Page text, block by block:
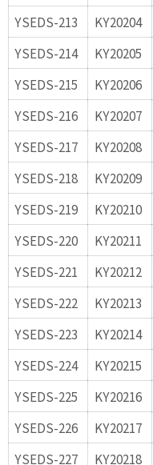
YSEDS-213
KY20204
YSEDS-214
KY20205
YSEDS-215
KY20206
YSEDS-216
KY20207
YSEDS-217
KY20208
YSEDS-218
KY20209
YSEDS-219
KY20210
YSEDS-220
KY20211
YSEDS-221
KY20212
YSEDS-222
KY20213
YSEDS-223
KY20214
YSEDS-224
KY20215
YSEDS-225
KY20216
YSEDS-226
KY20217
YSEDS-227
KY20218